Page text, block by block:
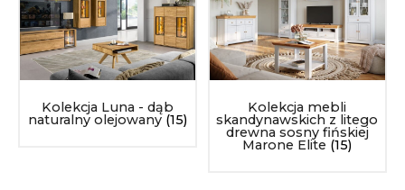
Kolekcja Luna - dąb
naturalny olejowany (15)
Kolekcja mebli
skandynawskich z litego
drewna sosny fińskiej
Marone Elite (15)